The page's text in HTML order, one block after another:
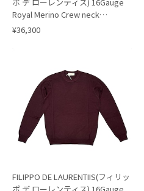
ポ デ ローレンティス) 16Gauge
Royal Merino Crew neck
Knit/GREIGE(920)
¥36,300
FILIPPO DE LAURENTIIS(フィリッ